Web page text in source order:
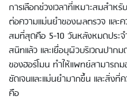
การเลือกช่วงเวลาที่เหมาะสมสำ
ต่อความแม่นยำของผลตรวจ และค
สมที่สุดคือ 5-10 วันหลังหมดประจ
สนิทแล้ว และเยื่อบุผิวบริเวณปาก
ของฮอร์โมน ทำให้แพทย์สามารถม
ชัดเจนและแม่นยำมากขึ้น และสิ่งที่
คือ